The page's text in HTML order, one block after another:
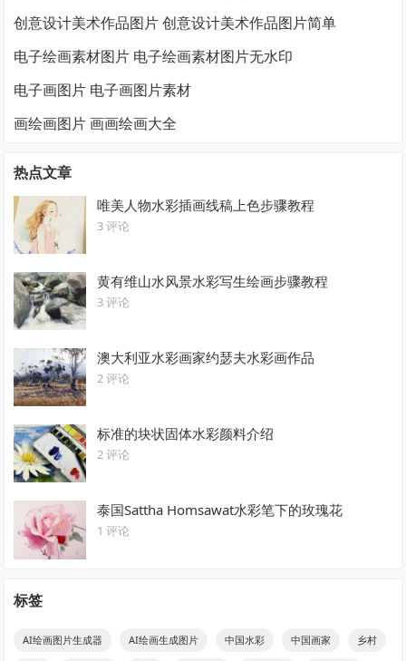
创意设计美术作品图片 创意设计美术作品图片简单
电子绘画素材图片 电子绘画素材图片无水印
电子画图片 电子画图片素材
画绘画图片 画画绘画大全
热点文章
唯美人物水彩插画线稿上色步骤教程
3 评论
黄有维山水风景水彩写生绘画步骤教程
3 评论
澳大利亚水彩画家约瑟夫水彩画作品
2 评论
标准的块状固体水彩颜料介绍
2 评论
泰国Sattha Homsawat水彩笔下的玫瑰花
1 评论
标签
AI绘画图片生成器 AI绘画生成图片 中国水彩 中国画家 乡村